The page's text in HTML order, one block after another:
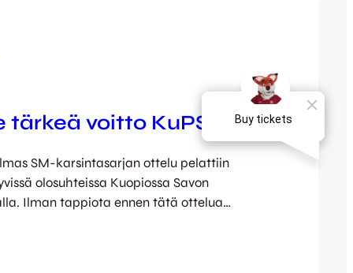
tärkeä voitto KuPS:sta
SM-karsintasarjan ottelu pelattiin
olosuhteissa Kuopiossa Savon
Ilman tappiota ennen tätä ottelua